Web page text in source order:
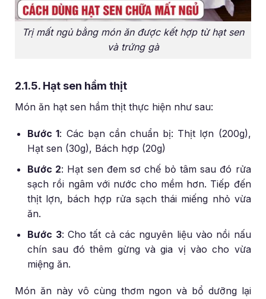
Trị mất ngủ bằng món ăn được kết hợp từ hạt sen
và trứng gà
2.1.5. Hạt sen hầm thịt
Món ăn hạt sen hầm thịt thực hiện như sau:
Bước 1: Các bạn cần chuẩn bị: Thịt lợn (200g),
Hạt sen (30g), Bách hợp (20g)
Bước 2: Hạt sen đem sơ chế bỏ tâm sau đó rửa
sạch rồi ngâm với nước cho mềm hơn. Tiếp đến
thịt lợn, bách hợp rửa sạch thái miếng nhỏ vừa
ăn.
Bước 3: Cho tất cả các nguyên liệu vào nồi nấu
chín sau đó thêm gừng và gia vị vào cho vừa
miệng ăn.
Món ăn này vô cùng thơm ngon và bổ dưỡng lại